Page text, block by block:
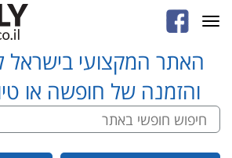
האתר המקצועי בישראל
והזמנה של חופשה או
Toggle
navigation